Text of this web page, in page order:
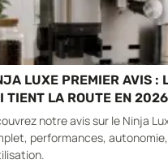
LUXE PREMIER AVIS :
TIENT LA ROUTE EN
notre avis sur le Ninja
performances,